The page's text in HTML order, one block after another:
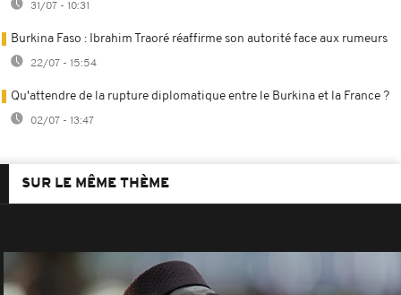
31/07 - 10:31
Burkina Faso : Ibrahim Traoré réaffirme son autorité face aux rumeurs
22/07 - 15:54
Qu'attendre de la rupture diplomatique entre le Burkina et la France ?
02/07 - 13:47
SUR LE MÊME THÈME